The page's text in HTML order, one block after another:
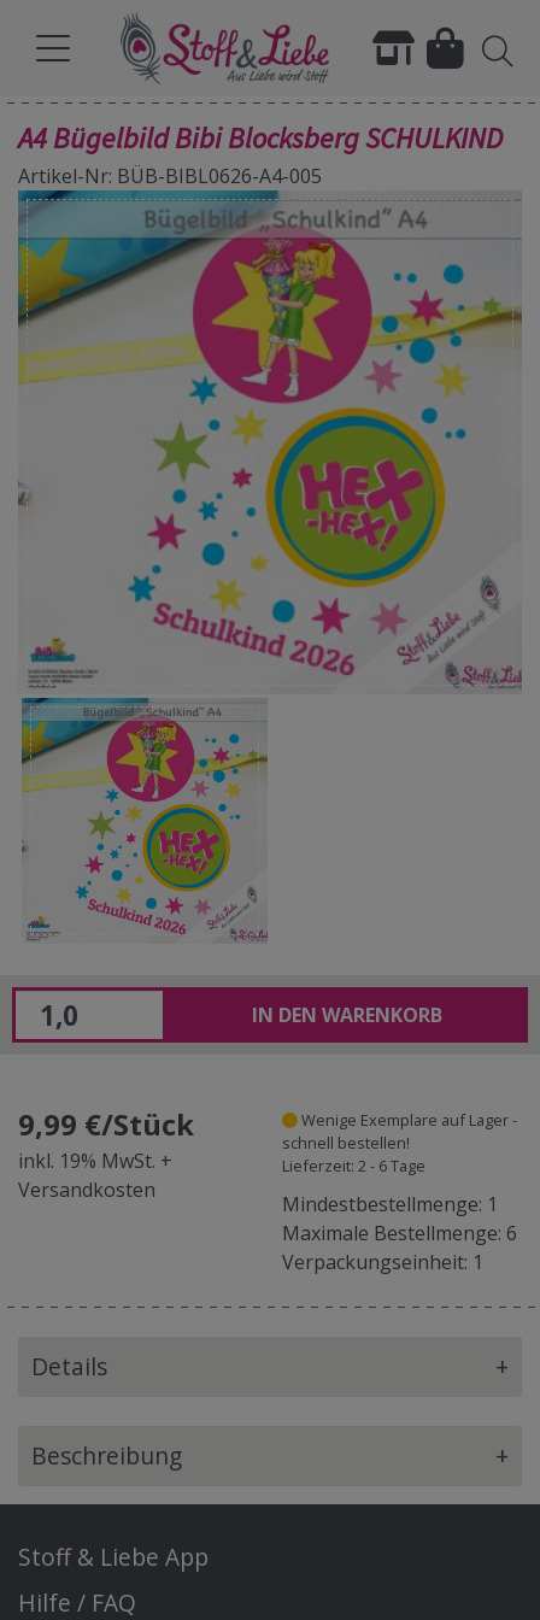
A4 Bügelbild Bibi Blocksberg SCHULKIND
Artikel-Nr: BÜB-BIBL0626-A4-005
IN DEN WARENKORB
9,99 €/Stück
inkl. 19% MwSt. +
Versandkosten
Wenige Exemplare auf Lager -
schnell bestellen!
Lieferzeit: 2 - 6 Tage
Mindestbestellmenge: 1
Maximale Bestellmenge: 6
Verpackungseinheit: 1
Details +
Beschreibung +
Stoff & Liebe App
Hilfe / FAQ